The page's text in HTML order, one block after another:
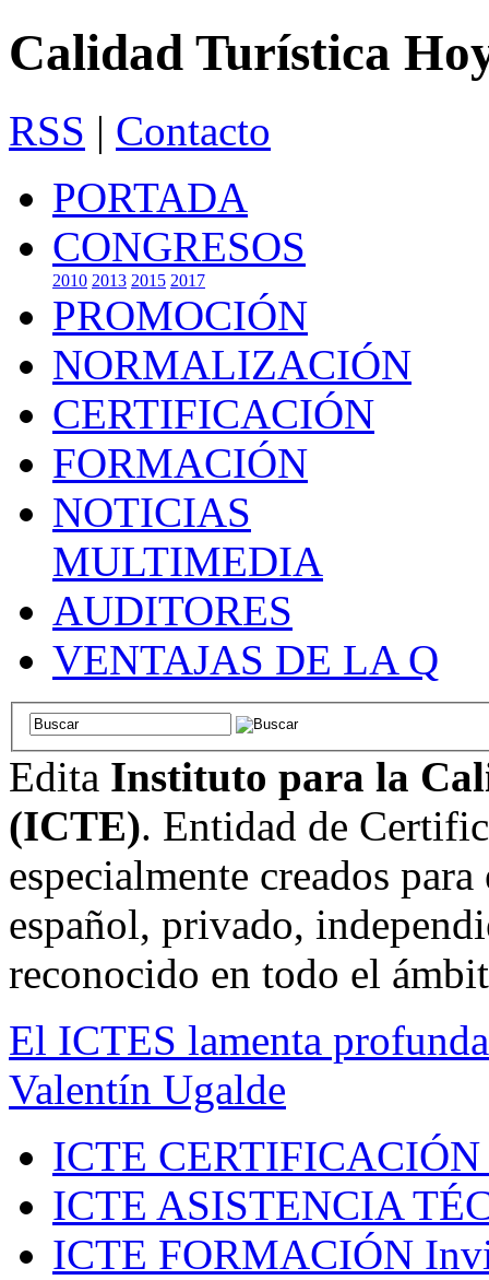
Calidad Turística
RSS | Contacto
PORTADA
CONGRESOS
2010 2013 2015 2017
PROMOCIÓN
NORMALIZACIÓN
CERTIFICACIÓN
FORMACIÓN
NOTICIAS
MULTIMEDIA
AUDITORES
VENTAJAS DE LA Q
Edita Instituto para la
(ICTE). Entidad de
especialmente creados
español, privado,
reconocido en todo el
El ICTES lamenta
Valentín Ugalde
ICTE CERTIFICACIÓN
ICTE ASISTENCIA
ICTE FORMACIÓN